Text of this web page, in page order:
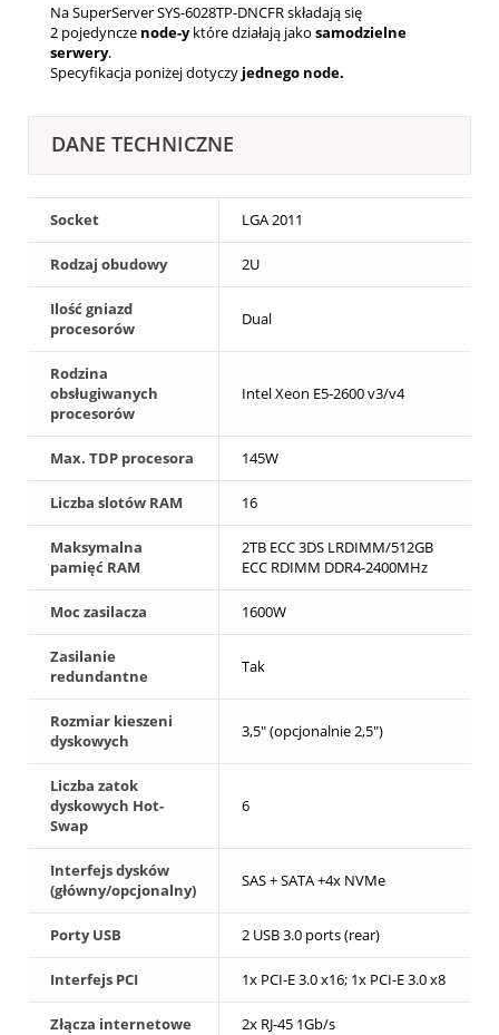
Na SuperServer SYS-6028TP-DNCFR składają się
2 pojedyncze node-yktóre działają jako samodzielne
serwery.
Specyfikacja poniżej dotyczy jednego node.
DANE TECHNICZNE
Socket LGA 2011
Rodzaj obudowy 2U
Ilość gniazd
procesorów
Dual
Rodzina
obsługiwanych
procesorów
Intel Xeon E5-2600 v3/v4
Max. TDP procesora 145W
Liczba slotów RAM 16
Maksymalna
pamięć RAM
2TB ECC 3DS LRDIMM/512GB
ECC RDIMM DDR4-2400MHz
Moc zasilacza 1600W
Zasilanie
redundantne
Tak
Rozmiar kieszeni
dyskowych
3,5" (opcjonalnie 2,5")
Liczba zatok
dyskowych Hot-
Swap
6
Interfejs dysków
(główny/opcjonalny)
SAS + SATA +4x NVMe
Porty USB 2 USB 3.0 ports (rear)
Interfejs PCI 1x PCI-E 3.0 x16; 1x PCI-E 3.0 x8
Złącza internetowe 2x RJ-45 1Gb/s